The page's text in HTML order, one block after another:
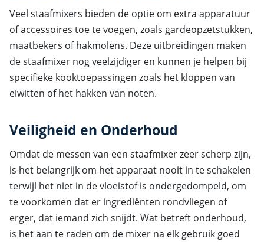
Veel staafmixers bieden de optie om extra apparatuur
of accessoires toe te voegen, zoals gardeopzetstukken,
maatbekers of hakmolens. Deze uitbreidingen maken
de staafmixer nog veelzijdiger en kunnen je helpen bij
specifieke kooktoepassingen zoals het kloppen van
eiwitten of het hakken van noten.
Veiligheid en Onderhoud
Omdat de messen van een staafmixer zeer scherp zijn,
is het belangrijk om het apparaat nooit in te schakelen
terwijl het niet in de vloeistof is ondergedompeld, om
te voorkomen dat er ingrediënten rondvliegen of
erger, dat iemand zich snijdt. Wat betreft onderhoud,
is het aan te raden om de mixer na elk gebruik goed